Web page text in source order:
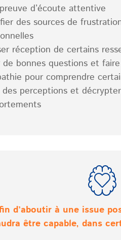
d’écoute attentive
des sources de
réception de certains
de bonnes questions et
pour comprendre
des perceptions et
d’aboutir à une issue
être capable, dans